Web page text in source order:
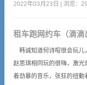
2022年03月23日 | 浏览：
租车跑网约车（滴滴
韩诚知道何诗喧很会玩儿
赵思琪相同玩的很嗨，激
着劲暴的音乐，张狂的扭動